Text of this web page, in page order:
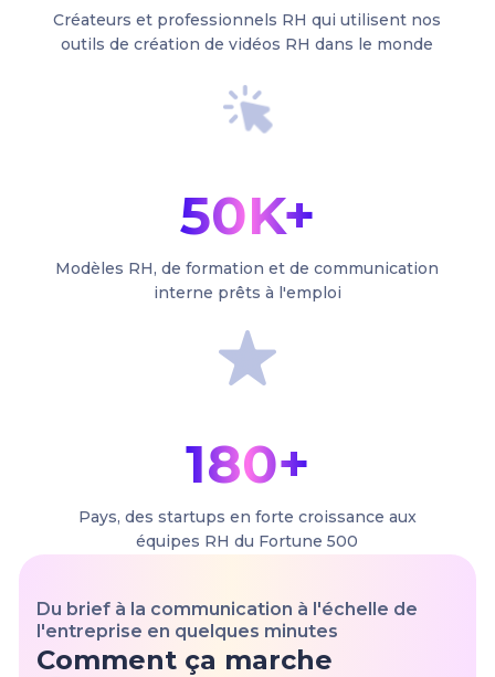
Créateurs et professionnels RH qui utilisent nos
outils de création de vidéos RH dans le monde
50K+
Modèles RH, de formation et de communication
interne prêts à l'emploi
180+
Pays, des startups en forte croissance aux
équipes RH du Fortune 500
Du brief à la communication à l'échelle de
l'entreprise en quelques minutes
Comment ça marche